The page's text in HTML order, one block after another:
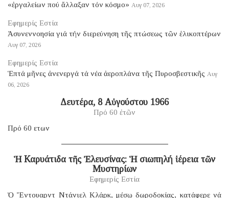
«ἐργαλείων πού ἄλλαξαν τόν κόσμο» Αυγ 07, 2026
Εφημερίς Εστία
Ἀσυνεννοησία γιά τήν διερεύνηση τῆς πτώσεως τῶν ἑλικοπτέρων
Αυγ 07, 2026
Εφημερίς Εστία
Ἑπτά μῆνες ἀνενεργά τά νέα ἀεροπλάνα τῆς Πυροσβεστικῆς Αυγ
06, 2026
Δευτέρα, 8 Αὐγούστου 1966
Πρό 60 ἐτῶν
Πρό 60 ετων
Ἡ Καρυάτιδα τῆς Ἐλευσίνας: Ἡ σιωπηλή ἱέρεια τῶν
Μυστηρίων
Εφημερίς Εστία
Ὁ Ἔντουαρντ Ντάνιελ Κλάρκ, μέσῳ δωροδοκίας, κατάφερε νά